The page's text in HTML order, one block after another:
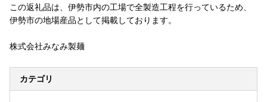
この返礼品は、伊勢市内の工場で全製造工程を行っているため、
伊勢市の地場産品として掲載しております。
株式会社みなみ製麺
カテゴリ